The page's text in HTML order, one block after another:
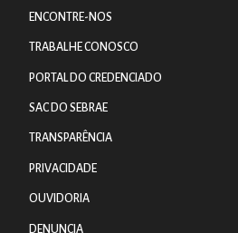
ENCONTRE-NOS
TRABALHE CONOSCO
PORTAL DO CREDENCIADO
SAC DO SEBRAE
TRANSPARÊNCIA
PRIVACIDADE
OUVIDORIA
DENUNCIA